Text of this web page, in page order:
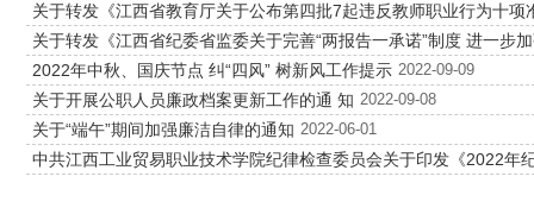
关于转发《江西省教育厅关于公布第四批7起违反教师职业行为十项
关于转发《江西省纪委省监委关于完善“两报告一承诺”制度 进一步
2022年中秋、国庆节点 纠“四风” 树新风工作提示 2022-09-09
关于开展公职人员廉政档案更新工作的通 知 2022-09-08
关于“端午”期间加强廉洁自律的通知 2022-06-01
中共江西工业贸易职业技术学院纪律检查委员会关于印发《2022年